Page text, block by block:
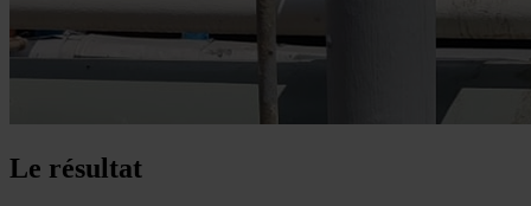
Le résultat